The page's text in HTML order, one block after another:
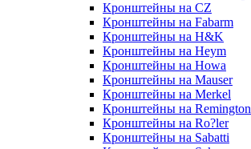
Кронштейны на CZ
Кронштейны на Fabarm
Кронштейны на H&K
Кронштейны на Heym
Кронштейны на Howa
Кронштейны на Mauser
Кронштейны на Merkel
Кронштейны на Remington
Кронштейны на Ro?ler
Кронштейны на Sabatti